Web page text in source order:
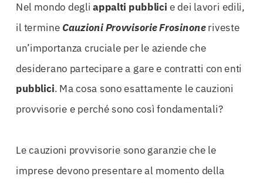
Nel mondo degliappalti pubblici e dei lavori edili,
il termine Cauzioni Provvisorie Frosinoneriveste
un’importanza cruciale per le aziende che
desiderano partecipare a gare e contratti con enti
pubblici. Ma cosa sono esattamente le cauzioni
provvisorie e perché sono così fondamentali?
Le cauzioni provvisorie sono garanzie che le
imprese devono presentare al momento della